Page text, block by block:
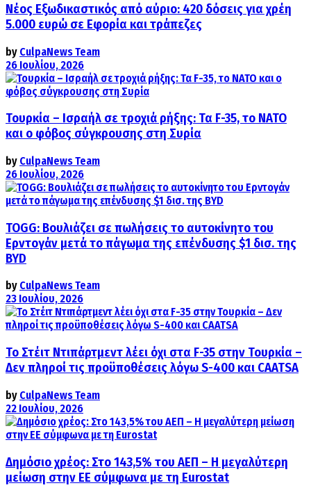
Νέος Εξωδικαστικός από αύριο: 420 δόσεις για χρέη
5.000 ευρώ σε Εφορία και τράπεζες
by CulpaNews Team
26 Ιουλίου, 2026
Τουρκία – Ισραήλ σε τροχιά ρήξης: Τα F-35, το ΝΑΤΟ
και ο φόβος σύγκρουσης στη Συρία
by CulpaNews Team
26 Ιουλίου, 2026
TOGG: Βουλιάζει σε πωλήσεις το αυτοκίνητο του
Ερντογάν μετά το πάγωμα της επένδυσης $1 δισ. της
BYD
by CulpaNews Team
23 Ιουλίου, 2026
Το Στέιτ Ντιπάρτμεντ λέει όχι στα F-35 στην Τουρκία –
Δεν πληροί τις προϋποθέσεις λόγω S-400 και CAATSA
by CulpaNews Team
22 Ιουλίου, 2026
Δημόσιο χρέος: Στο 143,5% του ΑΕΠ – Η μεγαλύτερη
μείωση στην ΕΕ σύμφωνα με τη Eurostat